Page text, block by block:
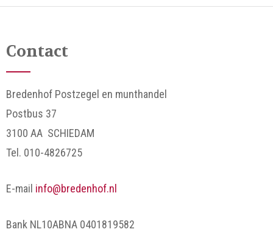
Contact
Bredenhof Postzegel en munthandel
Postbus 37
3100 AA SCHIEDAM
Tel. 010-4826725
E-mail info@bredenhof.nl
Bank NL10ABNA 0401819582